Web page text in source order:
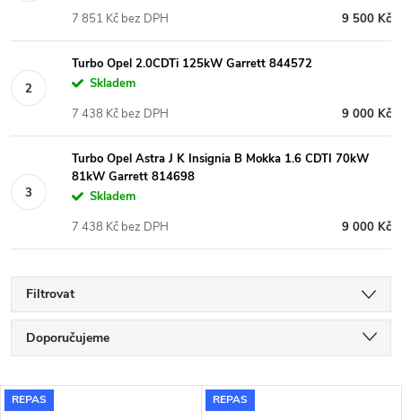
9 500 Kč
7 851 Kč bez DPH
Turbo Opel 2.0CDTi 125kW Garrett 844572
Skladem
9 000 Kč
7 438 Kč bez DPH
Turbo Opel Astra J K Insignia B Mokka 1.6 CDTI 70kW
81kW Garrett 814698
Skladem
9 000 Kč
7 438 Kč bez DPH
Filtrovat
Ř
a
Doporučujeme
Nejdražší
V
REPAS REPAS